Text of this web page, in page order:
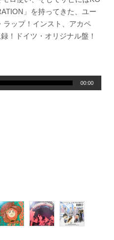
」を持ってきた、ユー
ラップ！インスト、アカペ
！ドイツ・オリジナル盤！
00:00